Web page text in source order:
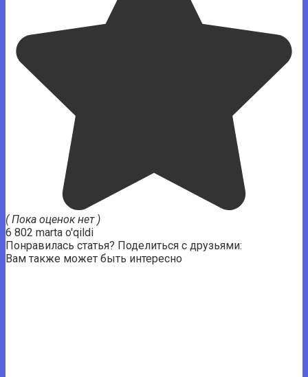
( Пока оценок нет )
6 802 marta o'qildi
Понравилась статья? Поделиться с друзьями:
Вам также может быть интересно